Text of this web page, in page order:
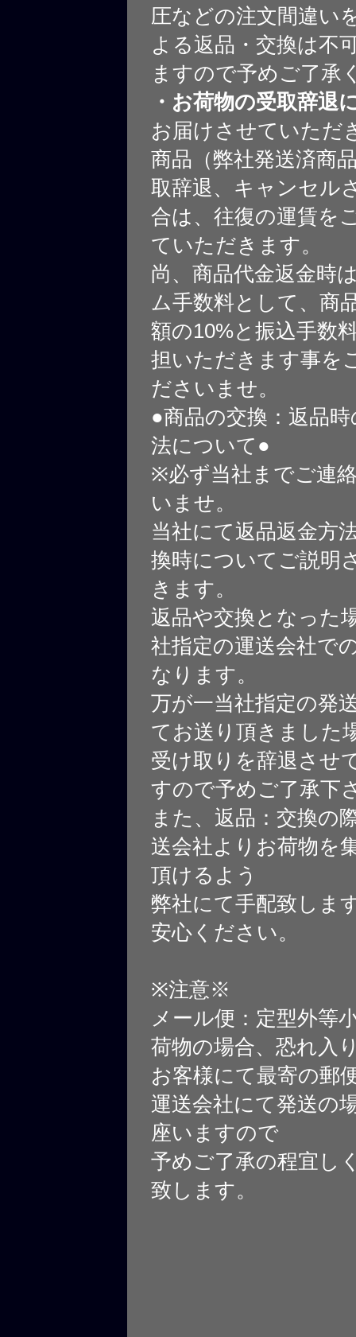
圧などの注文間違い
よる返品・交換は不
ますので予めご了承
・お荷物の受取辞退
お届けさせていただ
商品（弊社発送済商
取辞退、キャンセル
合は、往復の運賃を
ていただきます。
尚、商品代金返金時
ム手数料として、商
額の10%と振込手数
担いただきます事を
ださいませ。
●商品の交換：返品
法について●
※必ず当社までご連
いませ。
当社にて返品返金方
換時についてご説明
きます。
返品や交換となった
社指定の運送会社で
なります。
万が一当社指定の発
てお送り頂きました
受け取りを辞退させ
すので予めご了承下
また、返品：交換の
送会社よりお荷物を
頂けるよう
弊社にて手配致しま
安心ください。
※注意※
メール便：定型外等
荷物の場合、恐れ入
お客様にて最寄の郵
運送会社にて発送の
座いますので
予めご了承の程宜し
致します。